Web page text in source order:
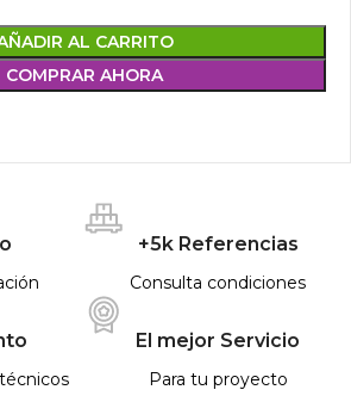
AL CARRITO
COMPRAR AHORA
+5k Referencias
Consulta condiciones
El mejor Servicio
Para tu proyecto